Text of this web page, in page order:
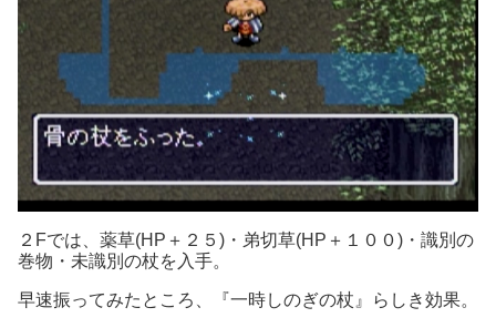
２Fでは、薬草(HP＋２５)・弟切草(HP＋１００)・識別の
巻物・未識別の杖を入手。
早速振ってみたところ、『一時しのぎの杖』らしき効果。